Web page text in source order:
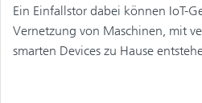
Ein Einfallstor dabei können IoT-
Vernetzung von Maschinen, mit
smarten Devices zu Hause